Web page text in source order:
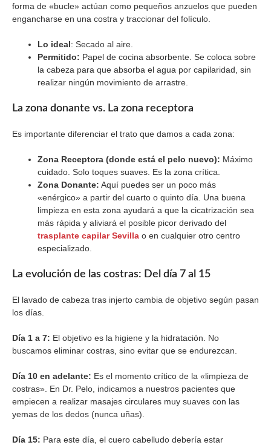
forma de «bucle» actúan como pequeños anzuelos que pueden
engancharse en una costra y traccionar del folículo.
Lo ideal: Secado al aire.
Permitido: Papel de cocina absorbente. Se coloca sobre
la cabeza para que absorba el agua por capilaridad, sin
realizar ningún movimiento de arrastre.
La zona donante vs. La zona receptora
Es importante diferenciar el trato que damos a cada zona:
Zona Receptora (donde está el pelo nuevo): Máximo
cuidado. Solo toques suaves. Es la zona crítica.
Zona Donante: Aquí puedes ser un poco más
«enérgico» a partir del cuarto o quinto día. Una buena
limpieza en esta zona ayudará a que la cicatrización sea
más rápida y aliviará el posible picor derivado del
trasplante capilar Sevilla o en cualquier otro centro
especializado.
La evolución de las costras: Del día 7 al 15
El lavado de cabeza tras injerto cambia de objetivo según pasan
los días.
Día 1 a 7: El objetivo es la higiene y la hidratación. No
buscamos eliminar costras, sino evitar que se endurezcan.
Día 10 en adelante: Es el momento crítico de la «limpieza de
costras». En Dr. Pelo, indicamos a nuestros pacientes que
empiecen a realizar masajes circulares muy suaves con las
yemas de los dedos (nunca uñas).
Día 15: Para este día, el cuero cabelludo debería estar